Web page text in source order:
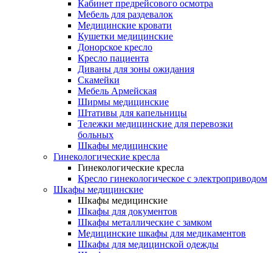
Кабинет предрейсового осмотра
Мебель для раздевалок
Медицинские кровати
Кушетки медицинские
Донорское кресло
Кресло пациента
Диваны для зоны ожидания
Скамейки
Мебель Армейская
Ширмы медицинские
Штативы для капельницы
Тележки медицинские для перевозки
больных
Шкафы медицинские
Гинекологические кресла
Гинекологические кресла
Кресло гинекологическое с электроприводом
Шкафы медицинские
Шкафы медицинские
Шкафы для документов
Шкафы металлические с замком
Медицинские шкафы для медикаментов
Шкафы для медицинской одежды